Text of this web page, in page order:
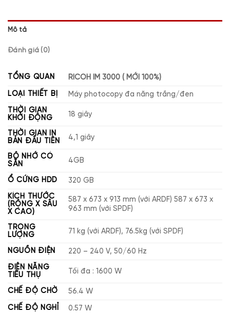
Mô tả
Đánh giá (0)
TỔNG QUAN
RICOH IM 3000 ( MỚI 100%)
LOẠI THIẾT BỊ
Máy photocopy đa năng trắng/đen
THỜI GIAN
KHỞI ĐỘNG
18 giây
THỜI GIAN IN
BẢN ĐẦU TIÊN
4,1 giây
BỘ NHỚ CÓ
SẴN
4GB
Ổ CỨNG HDD
320 GB
KÍCH THƯỚC
(RỘNG X SÂU
X CAO)
587 x 673 x 913 mm (với ARDF) 587 x 673 x
963 mm (với SPDF)
TRỌNG
LƯỢNG
71 kg (với ARDF), 76.5kg (với SPDF)
NGUỒN ĐIỆN
220 – 240 V, 50/60 Hz
ĐIỆN NĂNG
TIÊU THỤ
Tối đa : 1600 W
CHẾ ĐỘ CHỜ
56.4 W
CHẾ ĐỘ NGHỈ
0.57 W